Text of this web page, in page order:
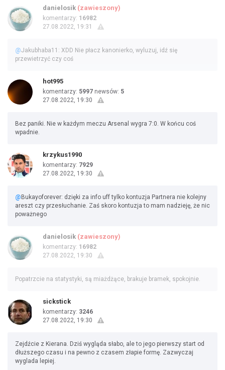
danielosik (zawieszony)
komentarzy: 16982
27.08.2022, 19:31
@Jakubhaba11: XDD Nie płacz kanonierko, wyluzuj, idź się
przewietrzyć czy coś
hot995
komentarzy: 5997 newsów: 5
27.08.2022, 19:30
Bez paniki. Nie w każdym meczu Arsenal wygra 7:0. W końcu coś
wpadnie.
krzykus1990
komentarzy: 7929
27.08.2022, 19:30
@ Bukayoforever: dzięki za info uff tylko kontuzja Partnera nie kolejny
areszt czy przesłuchanie. Zaś skoro kontuzja to mam nadzieję, że nic
poważnego
danielosik (zawieszony)
komentarzy: 16982
27.08.2022, 19:30
Popatrzcie na statystyki, są miażdżące, brakuje bramek, spokojnie.
sickstick
komentarzy: 3246
27.08.2022, 19:30
Zejdźcie z Kierana. Dziś wygląda słabo, ale to jego pierwszy start od
dłuższego czasu i na pewno z czasem złapie formę. Zazwyczaj
wyglada lepiej.